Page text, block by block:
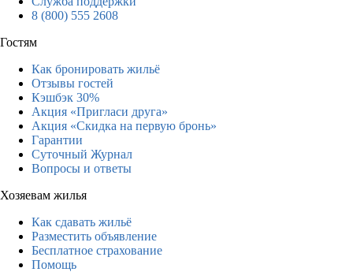
8 (800) 555 2608
Гостям
Как бронировать жильё
Отзывы гостей
Кэшбэк 30%
Акция «Пригласи друга»
Акция «Скидка на первую бронь»
Гарантии
Суточный Журнал
Вопросы и ответы
Хозяевам жилья
Как сдавать жильё
Разместить объявление
Бесплатное страхование
Помощь